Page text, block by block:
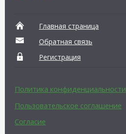
Главная страница
Обратная связь
Регистрация
Политика конфиденциальности
Пользовательское соглашение
Согласие